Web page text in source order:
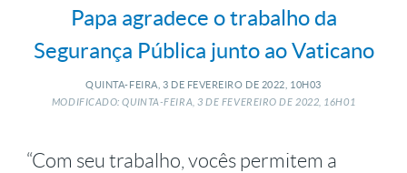
Papa agradece o trabalho da
Segurança Pública junto ao Vaticano
QUINTA-FEIRA, 3 DE FEVEREIRO DE 2022, 10H03
MODIFICADO: QUINTA-FEIRA, 3 DE FEVEREIRO DE2022, 16H01
“Com seu trabalho, vocês permitem a